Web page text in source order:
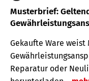
Musterbrief:
Gekaufte Ware
Reparatur oder